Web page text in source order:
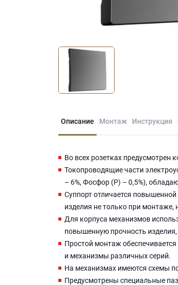
Описание Монтаж Инструкция
Во всех розетках предусмотрен
Токопроводящие части
– 6%, Фосфор (P) – 0,5%),
Суппорт отличается
изделия не только при монтаже,
Для корпуса механизмов
повышенную прочность
Простой монтаж
и механизмы различных серий.
На механизмах имеются схемы
Предусмотрены специальные